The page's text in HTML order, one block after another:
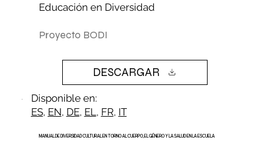
Educación en Diversidad
Proyecto BODI
DESCARGAR
Disponible en:
ES, EN, DE, EL , FR, IT
MANUAL DE DIVERSIDAD CULTURAL EN TORNO AL CUERPO, EL GÉNERO Y LA SALUD EN LA ESCUELA